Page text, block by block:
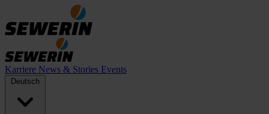
Karriere News & Stories Events
Deutsch